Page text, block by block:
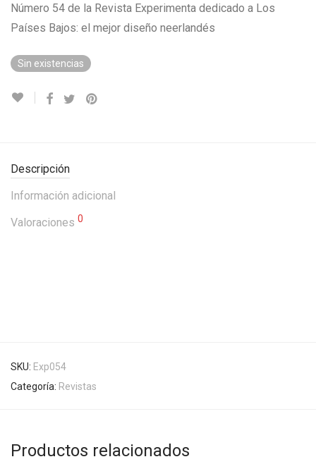
Número 54 de la Revista Experimenta dedicado a Los
Países Bajos: el mejor diseño neerlandés
Sin existencias
Descripción
Información adicional
Valoraciones 0
SKU: Exp054
Categoría: Revistas
Productos relacionados